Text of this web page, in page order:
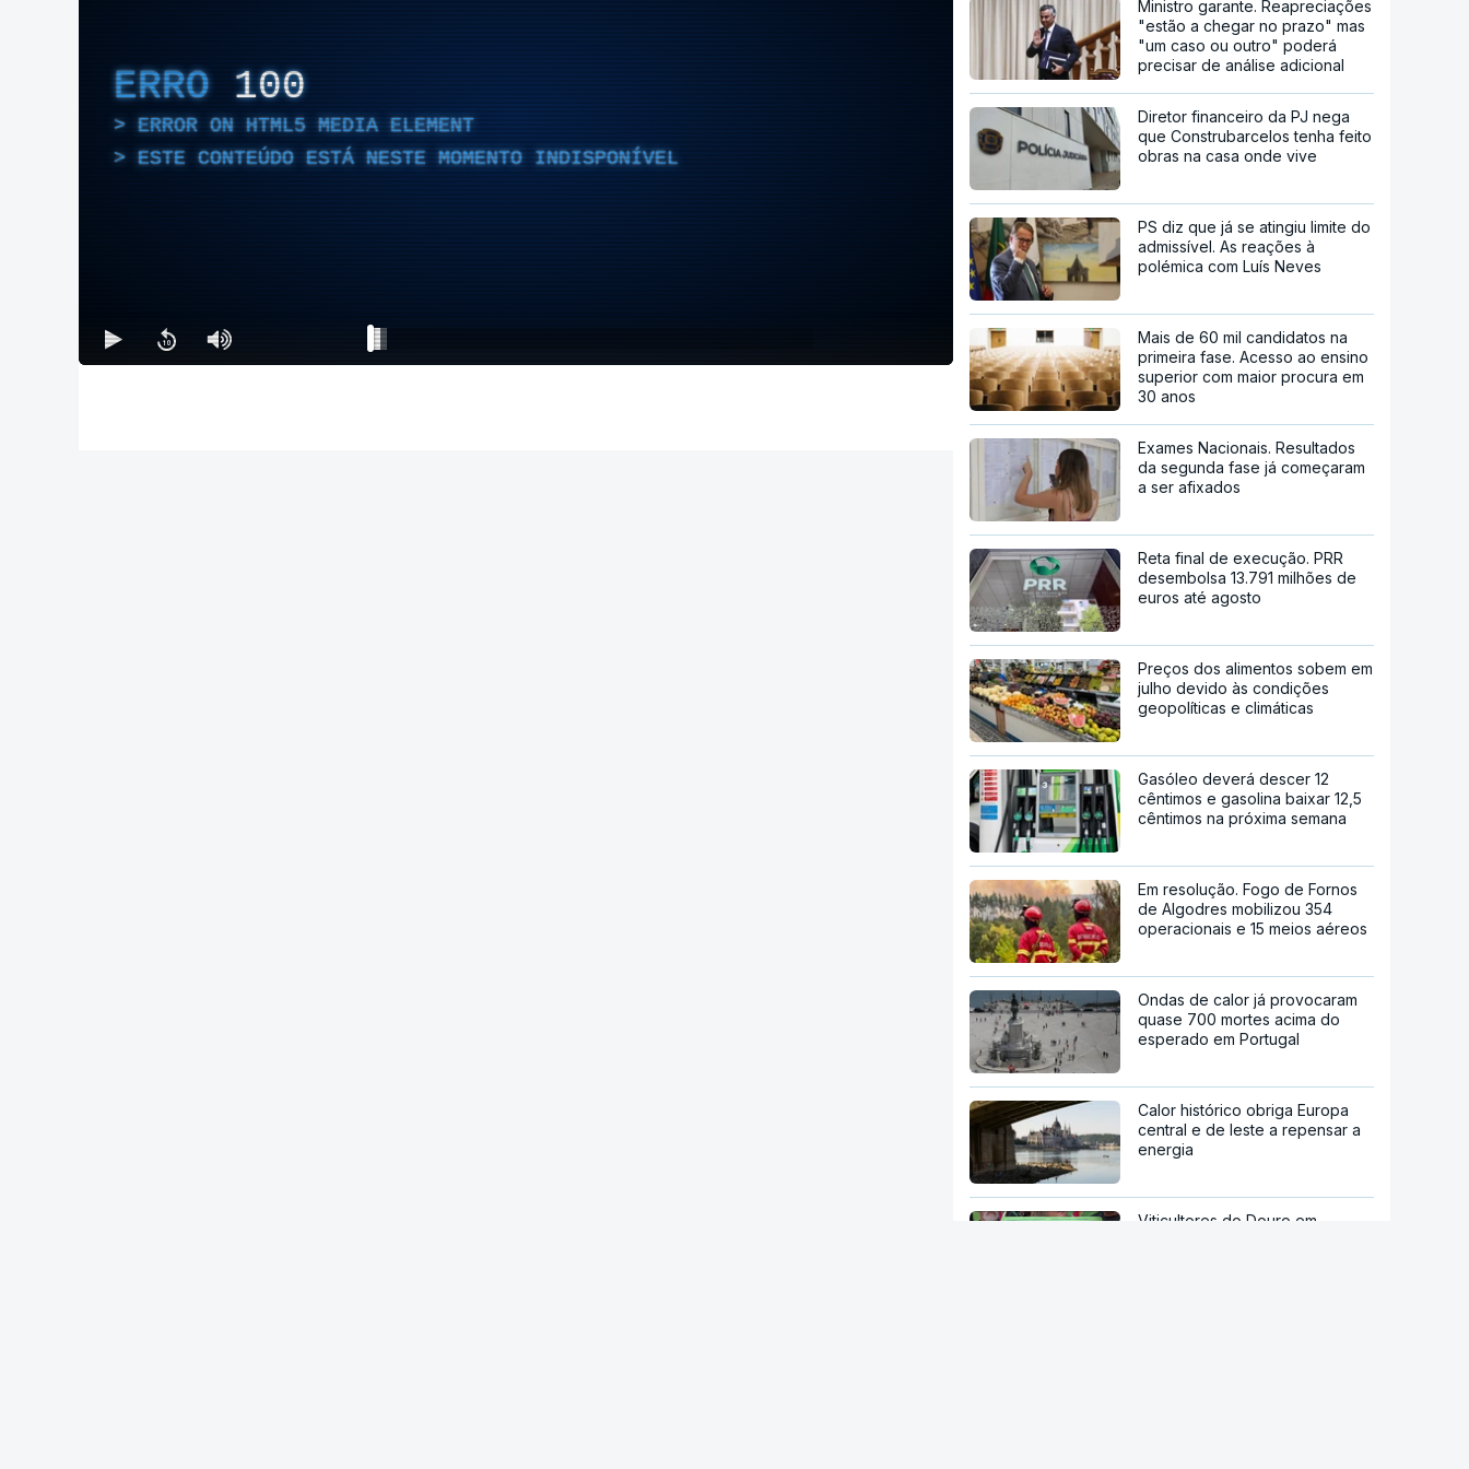
ERRO 100
ERROR ON HTML5 MEDIA ELEMENT
ESTE CONTEÚDO ESTÁ NESTE MOMENTO INDISPONÍVEL
Ministro garante. Reapreciações
"estão a chegar no prazo" mas
"um caso ou outro" poderá
precisar de análise adicional
Diretor financeiro da PJ nega
que Construbarcelos tenha feito
obras na casa onde vive
PS diz que já se atingiu limite do
admissível. As reações à
polémica com Luís Neves
Mais de 60 mil candidatos na
primeira fase. Acesso ao ensino
superior com maior procura em
30 anos
Exames Nacionais. Resultados
da segunda fase já começaram
a ser afixados
Reta final de execução. PRR
desembolsa 13.791 milhões de
euros até agosto
Preços dos alimentos sobem em
julho devido às condições
geopolíticas e climáticas
Gasóleo deverá descer 12
cêntimos e gasolina baixar 12,5
cêntimos na próxima semana
Em resolução. Fogo de Fornos
de Algodres mobilizou 354
operacionais e 15 meios aéreos
Ondas de calor já provocaram
quase 700 mortes acima do
esperado em Portugal
Calor histórico obriga Europa
central e de leste a repensar a
energia
Viticultores do Douro em